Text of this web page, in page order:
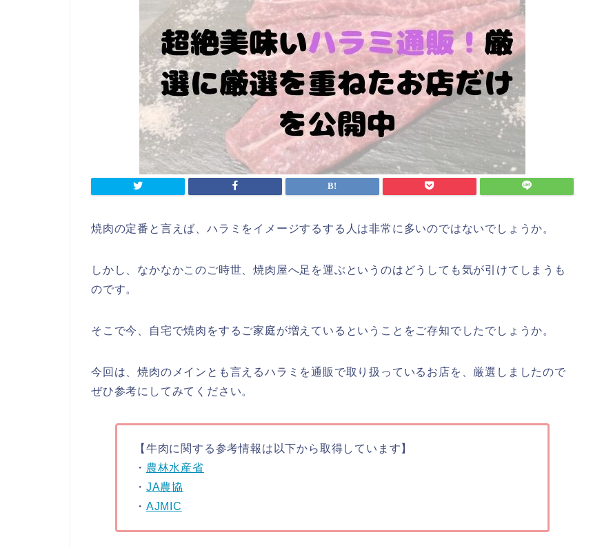
焼肉の定番と言えば、ハラミをイメージするする人は非常に多いのではないでしょうか。
しかし、なかなかこのご時世、焼肉屋へ足を運ぶというのはどうしても気が引けてしまうも
のです。
そこで今、自宅で焼肉をするご家庭が増えているということをご存知でしたでしょうか。
今回は、焼肉のメインとも言えるハラミを通販で取り扱っているお店を、厳選しましたので
ぜひ参考にしてみてください。
【牛肉に関する参考情報は以下から取得しています】
・ 農林水産省
・ JA農協
・ AJMIC